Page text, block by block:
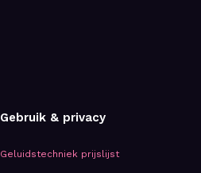
Gebruik & privacy
Geluidstechniek prijslijst